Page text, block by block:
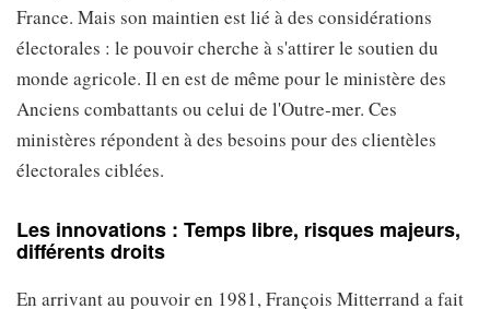
France. Mais son maintien est lié à des considérations
électorales : le pouvoir cherche à s'attirer le soutien du
monde agricole. Il en est de même pour le ministère des
Anciens combattants ou celui de l'Outre-mer. Ces
ministères répondent à des besoins pour des clientèles
électorales ciblées.
Les innovations : Temps libre, risques majeurs,
différents droits
En arrivant au pouvoir en 1981, François Mitterrand a fait